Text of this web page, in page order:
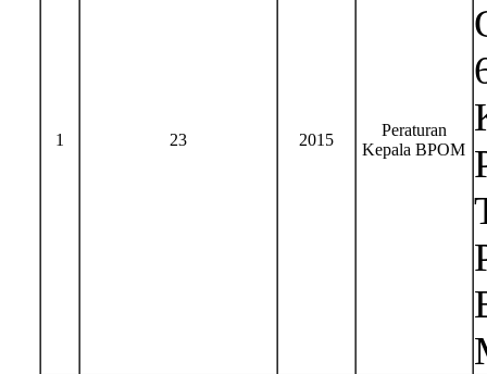
1 23 2015
Peraturan
Kepala BPOM